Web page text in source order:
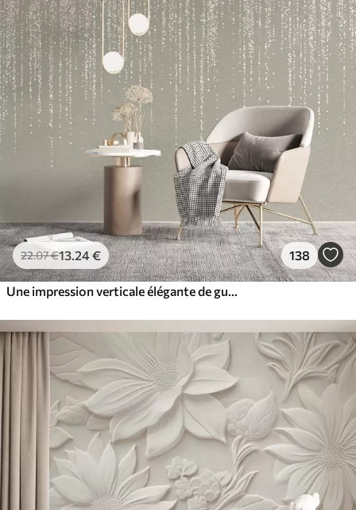
22.07€13 .24€ 138